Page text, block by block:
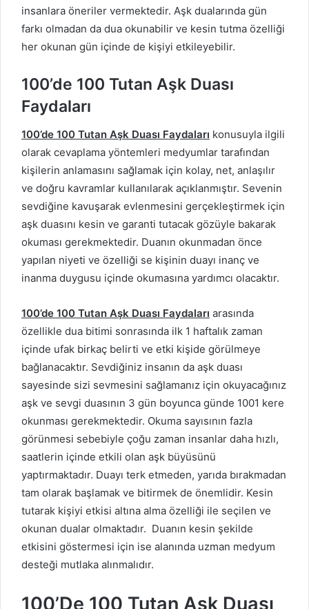
insanlara öneriler vermektedir. Aşk dualarında gün
farkı olmadan da dua okunabilir ve kesin tutma özelliği
her okunan gün içinde de kişiyi etkileyebilir.
100’de 100 Tutan Aşk Duası
Faydaları
100’de 100 Tutan Aşk Duası Faydaları konusuyla ilgili
olarak cevaplama yöntemleri medyumlar tarafından
kişilerin anlamasını sağlamak için kolay, net, anlaşılır
ve doğru kavramlar kullanılarak açıklanmıştır. Sevenin
sevdiğine kavuşarak evlenmesini gerçekleştirmek için
aşk duasını kesin ve garanti tutacak gözüyle bakarak
okuması gerekmektedir. Duanın okunmadan önce
yapılan niyeti ve özelliği se kişinin duayı inanç ve
inanma duygusu içinde okumasına yardımcı olacaktır.
100’de 100 Tutan Aşk Duası Faydaları arasında
özellikle dua bitimi sonrasında ilk 1 haftalık zaman
içinde ufak birkaç belirti ve etki kişide görülmeye
bağlanacaktır. Sevdiğiniz insanın da aşk duası
sayesinde sizi sevmesini sağlamanız için okuyacağınız
aşk ve sevgi duasının 3 gün boyunca günde 1001 kere
okunması gerekmektedir. Okuma sayısının fazla
görünmesi sebebiyle çoğu zaman insanlar daha hızlı,
saatlerin içinde etkili olan aşk büyüsünü
yaptırmaktadır. Duayı terk etmeden, yarıda bırakmadan
tam olarak başlamak ve bitirmek de önemlidir. Kesin
tutarak kişiyi etkisi altına alma özelliği ile seçilen ve
okunan dualar olmaktadır. Duanın kesin şekilde
etkisini göstermesi için ise alanında uzman medyum
desteği mutlaka alınmalıdır.
100’De 100 Tutan Aşk Duası